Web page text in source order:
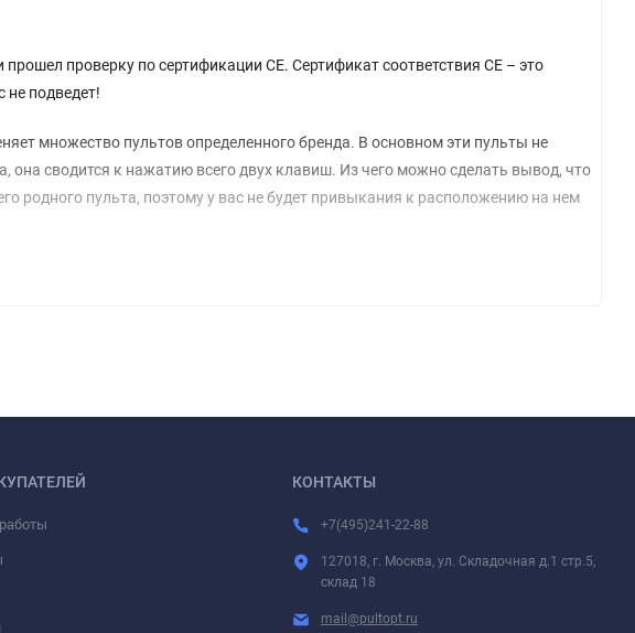
проверку по сертификации CE. Сертификат соответствия СЕ – это
подведет!
множество пультов определенного бренда. В основном эти пульты не
она сводится к нажатию всего двух клавиш. Из чего можно сделать вывод, что
родного пульта, поэтому у вас не будет привыкания к расположению на нем
КОНТАКТЫ
+7(495)241-22-88
127018, г. Москва, ул. Складочная д.1 стр.5,
склад 18
mail@pultopt.ru